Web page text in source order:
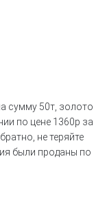
сумму 50т, золото
по цене 1360р за
не теряйте
были проданы по